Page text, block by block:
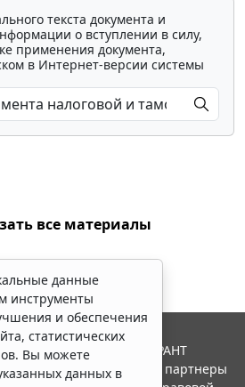
текста документа и
о вступлении в силу,
применения документа,
в Интернет-версии системы
все материалы
данные
инструменты
и обеспечения
статистических
Вы можете
данных в
2026. Система ГАРАНТ
Компания "Гарант" и ее партнеры